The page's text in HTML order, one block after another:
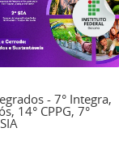
- 7° Integra,
14° CPPG, 7°